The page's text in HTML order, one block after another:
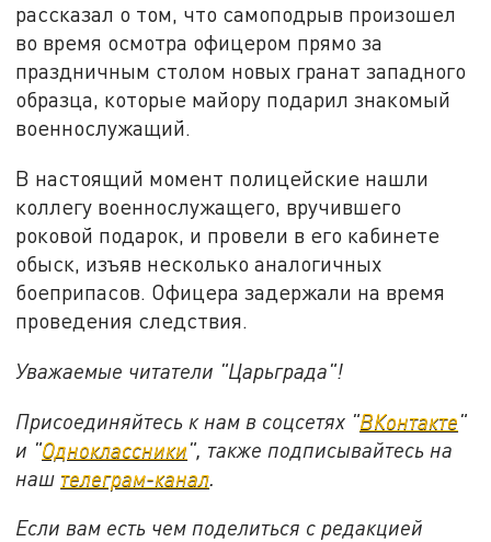
рассказал о том, что самоподрыв произошел
во время осмотра офицером прямо за
праздничным столом новых гранат западного
образца, которые майору подарил знакомый
военнослужащий.
В настоящий момент полицейские нашли
коллегу военнослужащего, вручившего
роковой подарок, и провели в его кабинете
обыск, изъяв несколько аналогичных
боеприпасов. Офицера задержали на время
проведения следствия.
Уважаемые читатели "Царьграда"!
Присоединяйтесь к нам в соцсетях "ВКонтакте"
и "Одноклассники", также подписывайтесь на
наш телеграм-канал
Если вам есть чем поделиться с редакцией